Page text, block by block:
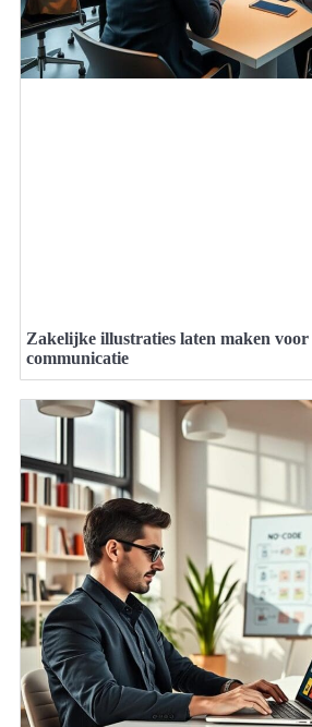
Zakelijke illustraties laten maken voor
communicatie